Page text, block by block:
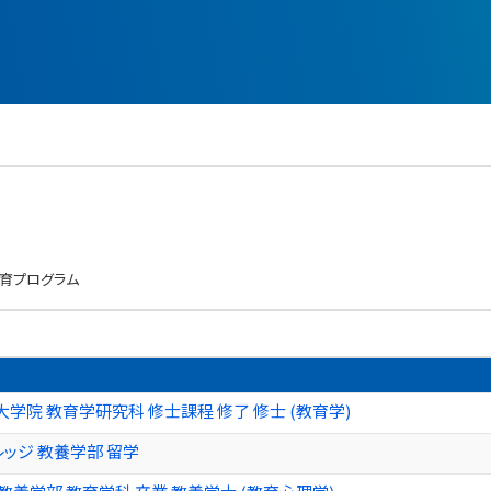
プログラム
学院 教育学研究科 修士課程 修了 修士 (教育学)
ッジ 教養学部 留学